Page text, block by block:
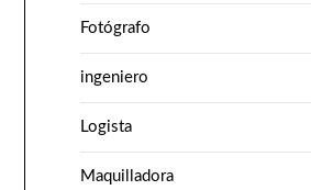
Fotógrafo
ingeniero
Logista
Maquilladora